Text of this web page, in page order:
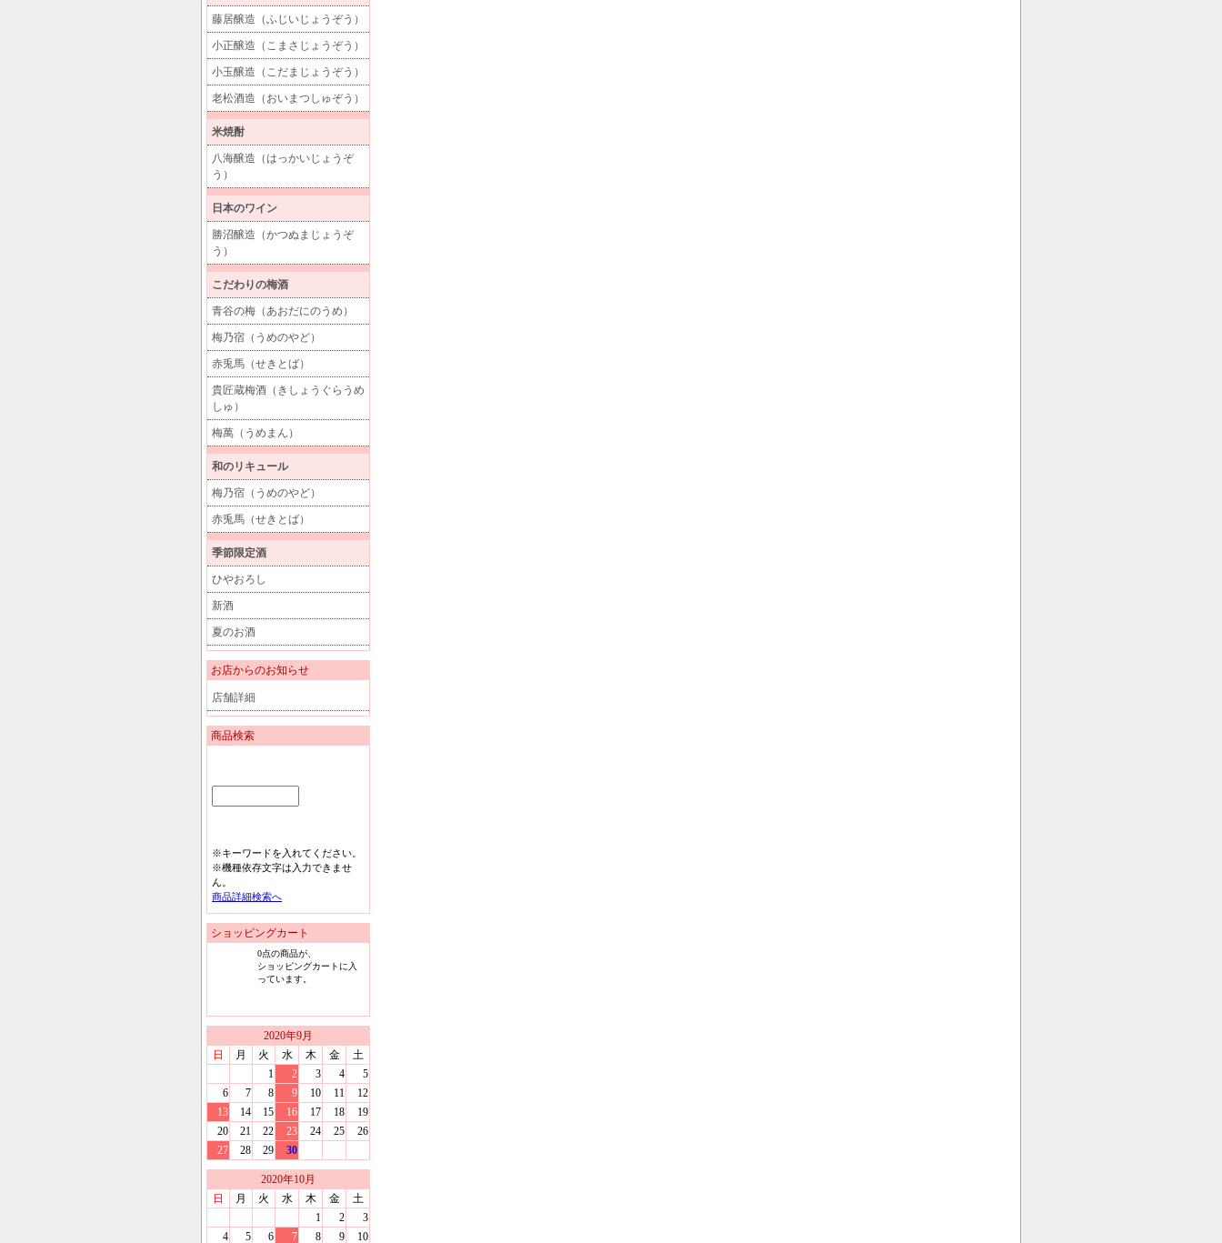
藤居醸造（ふじいじょうぞう）
小正醸造（こまさじょうぞう）
小玉醸造（こだまじょうぞう）
老松酒造（おいまつしゅぞう）
米焼酎
八海醸造（はっかいじょうぞ
う）
日本のワイン
勝沼醸造（かつぬまじょうぞ
う）
こだわりの梅酒
青谷の梅（あおだにのうめ）
梅乃宿（うめのやど）
赤兎馬（せきとば）
貴匠蔵梅酒（きしょうぐらうめ
しゅ）
梅萬（うめまん）
和のリキュール
梅乃宿（うめのやど）
赤兎馬（せきとば）
季節限定酒
ひやおろし
新酒
夏のお酒
お店からのお知らせ
店舗詳細
商品検索
※キーワードを入れてください。
※機種依存文字は入力できませ
ん。
商品詳細検索へ
ショッピングカート
0点の商品が、
ショッピングカートに入
っています。
2020年9月
日
月 火 水 木 金
土
1
2 3 4
5
6
7 8 9 10 11
12
13
14 15 16 17 18
19
20
21 22 23 24 25
26
27
28 29 30
2020年10月
日
月 火 水 木 金
土
1
2
3
4
5 6 7 8 9 10